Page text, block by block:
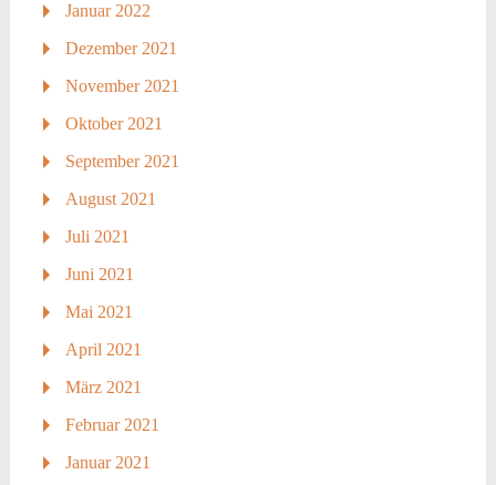
Januar 2022
Dezember 2021
November 2021
Oktober 2021
September 2021
August 2021
Juli 2021
Juni 2021
Mai 2021
April 2021
März 2021
Februar 2021
Januar 2021